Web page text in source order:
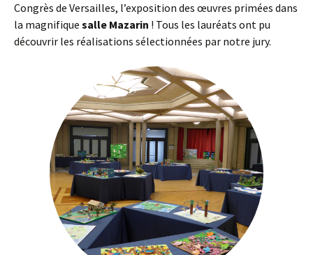
Congrès de Versailles, l’exposition des œuvres primées dans
la magnifique salle Mazarin ! Tous les lauréats ont pu
découvrir les réalisations sélectionnées par notre jury.